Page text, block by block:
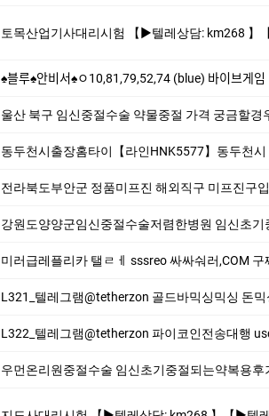
토목산업기사대리시험 【▶텔레상담: km268 】【▶텔레: +8210-2452-9789】국가기술자격증대
♠블루♠안비서♠ㅇ10,81,79,52,74 (blue) 바이브게임
울산 북구 임신중절수술 약물중절 가격 궁금할경
동두천시출장홈타이【라인HNK5577】동두천
전라북도부안군 정품미프진 해외직구 미프진구
강원도양양군임신중절수술저렴한병원 임신초
미러급레플리카 탤ㄹㅔ sssreo 싸싸숴러,COM 구찌오피디
L321_텔레그램@tetherzon 골드바믹싱믹싱 돈믹싱방법
L322_텔레그램@tetherzon 파이코인전송대행 usdc전송
우먼온리원중절수술 임신초기중절되는약복용후